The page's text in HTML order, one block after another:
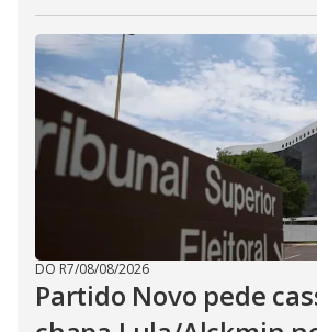
DO R7/08/08/2026
Partido Novo pede